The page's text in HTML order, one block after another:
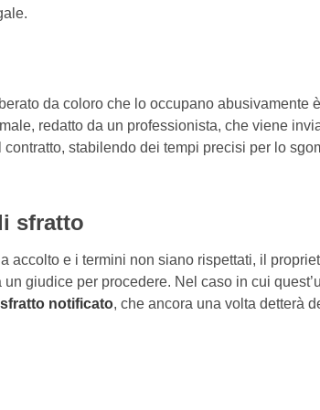
da coloro che lo occupano abusivamente
redatto da un professionista, che viene
stabilendo dei tempi precisi per lo
sfratto
accolto e i termini non siano rispettati, il
giudice per procedere. Nel caso in cui
notificato, che ancora una volta detterà